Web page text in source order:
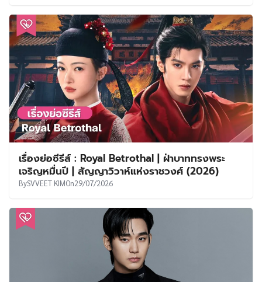
เรื่องย่อซีรีส์ : Royal Betrothal | ฝ่าบาททรงพระ
เจริญหมื่นปี | สัญญาวิวาห์แห่งราชวงศ์ (2026)
BySVVEET KIMOn29/07/2026